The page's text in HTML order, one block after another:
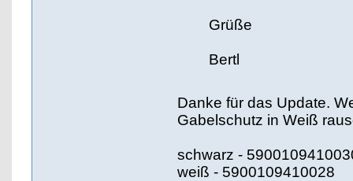
Grüße
Bertl
Danke für das Update.
Gabelschutz in Weiß
schwarz -
weiß - 5900109410028